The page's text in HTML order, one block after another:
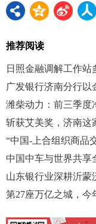
推荐阅读
日照金融调解工作
广发银行济南分行以
潍柴动力：前三季度
斩获艾美奖，济南这
“中国-上合组织商品
中国中车与世界共享
山东银行业深耕沂蒙
第27座万亿之城，今